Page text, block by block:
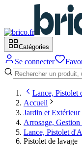
Catégories
Se connecter
Lance, Pistolet
Accueil
Jardin et Extérieur
Arrosage, Gestion
Lance, Pistolet
Pistolet de lavage